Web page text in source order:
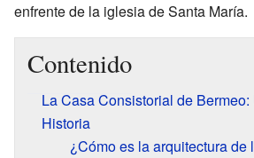
enfrente de la iglesia de Santa María.
Contenido
La Casa Consistorial de
Historia
¿Cómo es la arquitectura de